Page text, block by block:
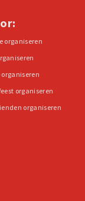
organiseren
organiseren
organiseren